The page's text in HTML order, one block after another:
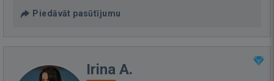
Piedāvāt pasūtījumu
Irina A.